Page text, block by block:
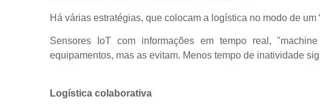
Há várias estratégias, que colocam a logística no modo de um
Sensores IoT com informações em tempo real,
equipamentos, mas as evitam. Menos tempo de inatividade
Logística colaborativa